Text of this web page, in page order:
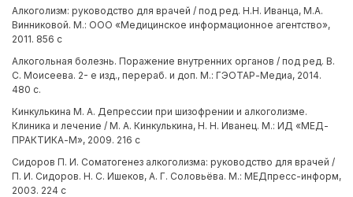
Алкоголизм: руководство для врачей / под ред. Н.Н. Иванца, М.А.
Винниковой. М.: ООО «Медицинское информационное агентство»,
2011. 856 с
Алкогольная болезнь. Поражение внутренних органов / под ред. В.
С. Моисеева. 2- е изд., перераб. и доп. М.: ГЭОТАР-Медиа, 2014.
480 с.
Кинкулькина М. А. Депрессии при шизофрении и алкоголизме.
Клиника и лечение / М. А. Кинкулькина, Н. Н. Иванец. М.: ИД «МЕД-
ПРАКТИКА-М», 2009. 216 с
Сидоров П. И. Соматогенез алкоголизма: руководство для врачей /
П. И. Сидоров. Н. С. Ишеков, А. Г. Соловьёва. М.: МЕДпресс-информ,
2003. 224 с